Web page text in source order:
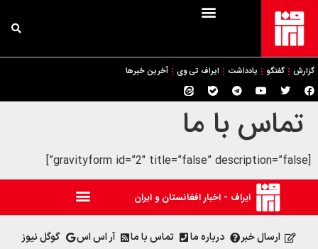
گزارش گفتگو یادداشت ایراف تی وی آخرین خبرها
تماس با ما
[gravityform id=”2″ title=”false” description=”false”]
ایراف - اخبار افغانستان و ایران
ارسال خبر درباره ما تماس با ما آر اس اس گوگل نیوز